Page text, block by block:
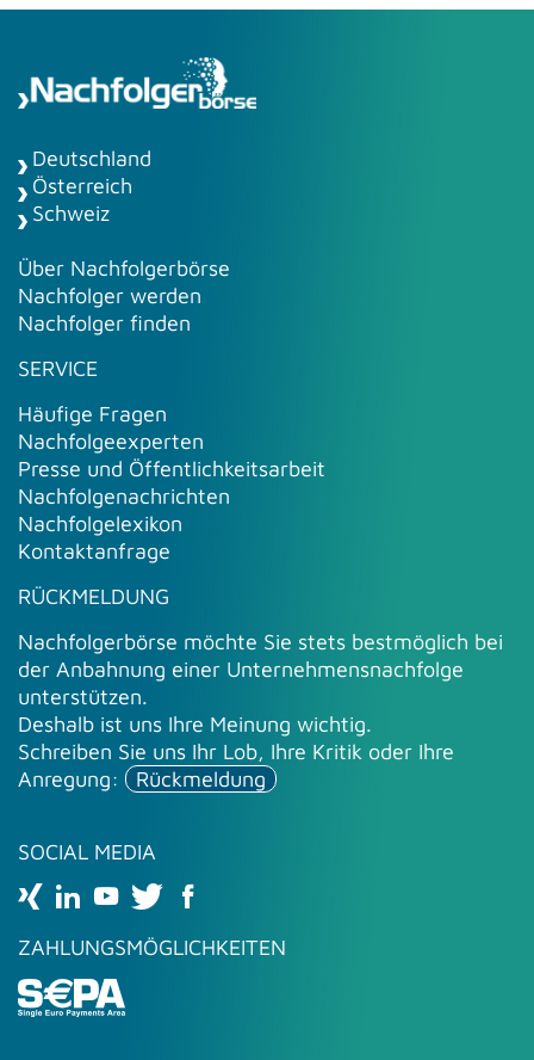
Deutschland
Österreich
Schweiz
Über Nachfolgerbörse
Nachfolger werden
Nachfolger finden
SERVICE
Häufige Fragen
Nachfolgeexperten
Presse und Öffentlichkeitsarbeit
Nachfolgenachrichten
Nachfolgelexikon
Kontaktanfrage
RÜCKMELDUNG
Nachfolgerbörse möchte Sie stets bestmöglich bei
der Anbahnung einer Unternehmensnachfolge
unterstützen.
Deshalb ist uns Ihre Meinung wichtig.
Schreiben Sie uns Ihr Lob, Ihre Kritik oder Ihre
Anregung:
Rückmeldung
SOCIAL MEDIA
ZAHLUNGSMÖGLICHKEITEN